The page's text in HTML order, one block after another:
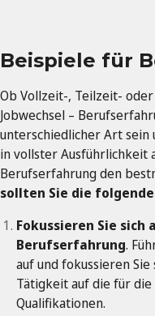
Beispiele für
Ob Vollzeit-, Teilzeit-
Jobwechsel –
unterschiedlicher Art sein
in vollster Ausführlichkeit
Berufserfahrung den
sollten Sie die
Fokussieren Sie
Berufserfahrung.
auf und fokussieren
Tätigkeit auf die für
Qualifikationen.